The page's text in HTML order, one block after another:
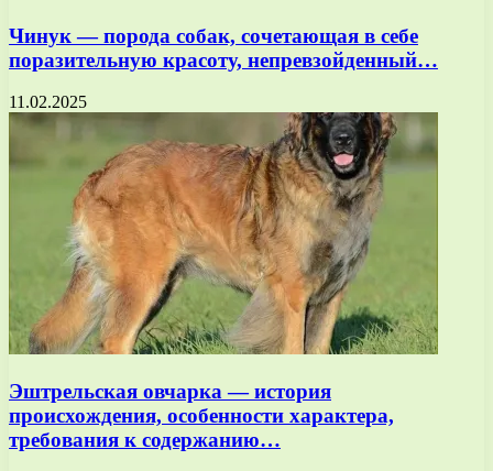
Чинук — порода собак, сочетающая в себе
поразительную красоту, непревзойденный…
11.02.2025
Эштрельская овчарка — история
происхождения, особенности характера,
требования к содержанию…